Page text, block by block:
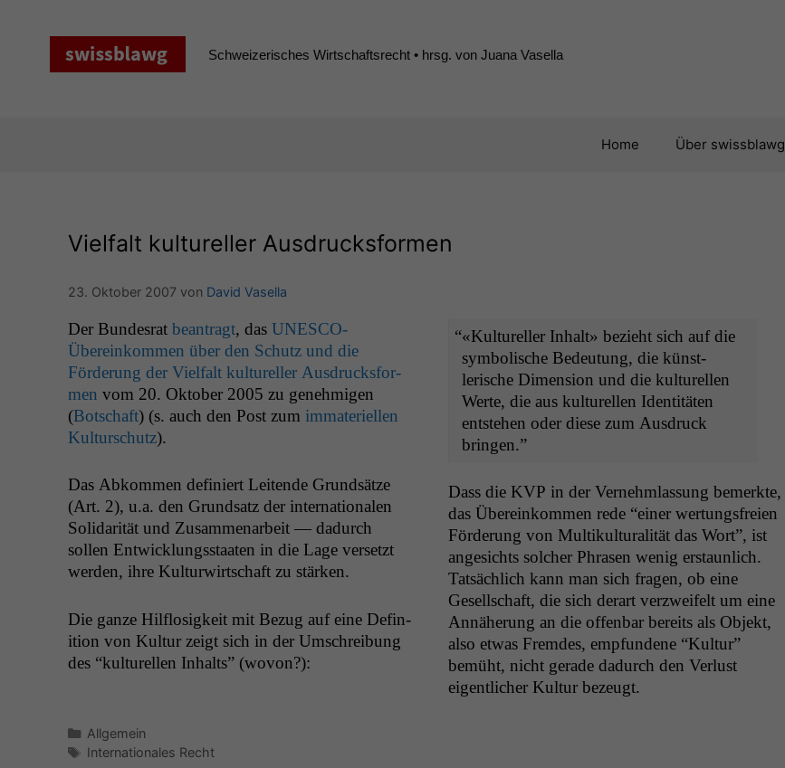
Schweizerisches Wirtschaftsrecht • hrsg. von Juana Vasella
Home Über swissblawg
Vielfalt kultureller Ausdrucksformen
23. Oktober 2007 von David Vasella
Der Bun­desrat beantragt, das UNESCO-
Übereinkom­men über den Schutz und die
Förderung der Vielfalt kul­tureller Aus­drucks­for­
men vom 20. Okto­ber 2005 zu genehmi­gen
(Botschaft) (s. auch den Post zum imma­teriellen
Kul­turschutz).
Das Abkom­men definiert Lei­t­ende Grund­sätze
(Art. 2), u.a. den Grund­satz der inter­na­tionalen
Sol­i­dar­ität und Zusam­me­nar­beit — dadurch
sollen Entwick­lungsstaat­en in die Lage ver­set­zt
wer­den, ihre Kul­tur­wirtschaft zu stärken.
Die ganze Hil­flosigkeit mit Bezug auf eine Def­i­n­
i­tion von Kul­tur zeigt sich in der Umschrei­bung
des “kul­turellen Inhalts” (wovon?):
“«Kul­tureller Inhalt» bezieht sich auf die
sym­bol­is­che Bedeu­tung, die kün­st­
lerische Dimen­sion und die kul­turellen
Werte, die aus kul­turellen Iden­titäten
entste­hen oder diese zum Aus­druck
bringen.”
Dass die KVP in der Vernehm­las­sung bemerk­te,
das Übereinkom­men rede “ein­er wer­tungs­freien
Förderung von Mul­ti­kul­tur­al­ität das Wort”, ist
angesichts solch­er Phrasen wenig erstaunlich.
Tat­säch­lich kann man sich fra­gen, ob eine
Gesellschaft, die sich der­art verzweifelt um eine
Annäherung an die offen­bar bere­its als Objekt,
also etwas Fremdes, emp­fun­dene “Kul­tur”
bemüht, nicht ger­ade dadurch den Ver­lust
eigentlich­er Kul­tur bezeugt.
Kategorien
Allgemein
Schlagwörter
Internationales Recht